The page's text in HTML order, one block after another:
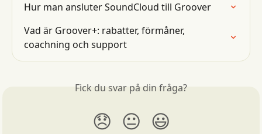
Hur man ansluter SoundCloud till Groover
Vad är Groover+: rabatter, förmåner,
coachning och support
Fick du svar på din fråga?
😞 😐 😃